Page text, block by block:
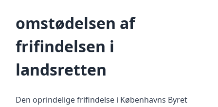
omstødelsen af
frifindelsen i
landsretten
Den oprindelige frifindelse i Københavns Byret